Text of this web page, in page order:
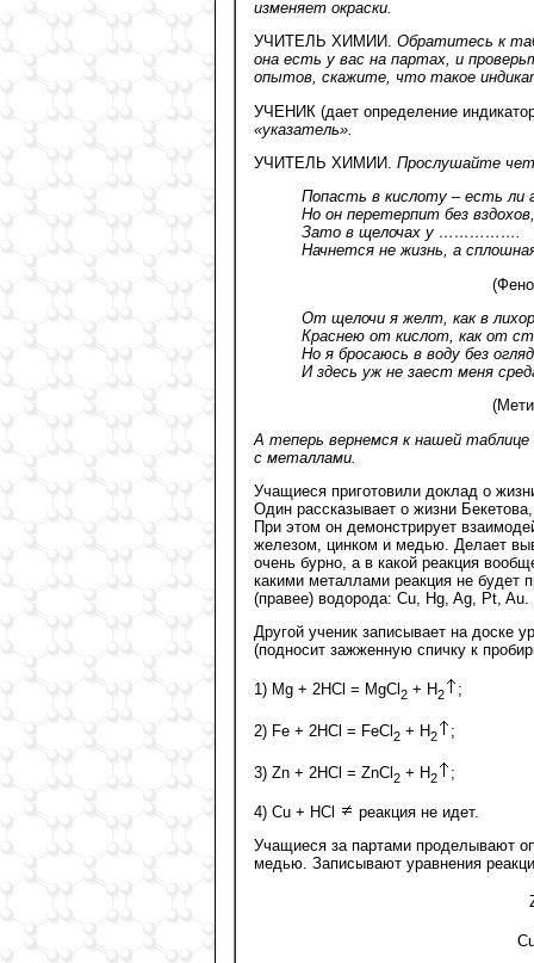
изменяет окраски.
УЧИТЕЛЬ ХИМИИ. Обратитесь к
она есть у вас на партах, и
опытов, скажите, что такое
УЧЕНИК (дает определение
«указатель».
УЧИТЕЛЬ ХИМИИ. Прослушайте
Попасть в кислоту – есть ли
Но он перетерпит без
Зато в щелочах у …………….
Начнется не жизнь, а
От щелочи я желт, как в
Краснею от кислот, как от
Но я бросаюсь в воду без
И здесь уж не заест меня
А теперь вернемся к нашей таблице
с металлами.
Учащиеся приготовили доклад о
Один рассказывает о жизни
При этом он демонстрирует
железом, цинком и медью. Делает
очень бурно, а в какой реакция
какими металлами реакция не будет
(правее) водорода: Сu, Нg, Ag, Pt, Au.
Другой ученик записывает на доске
(подносит зажженную спичку к
1) Мg + 2НCl = MgCl2 + Н2 ;
2) Fe + 2НCl = FeCl2 + Н2 ;
3) Zn + 2НCl = ZnCl2 + Н2 ;
4) Cu + НCl
реакция не идет.
Учащиеся за партами проделывают
медью. Записывают уравнения